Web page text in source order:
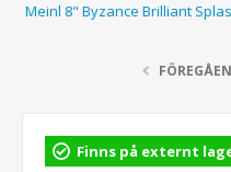
Meinl 8" Byzance Brilliant
Finns på externt